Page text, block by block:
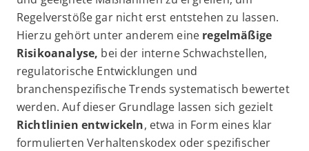
Regelverstöße gar nicht erst entstehen zu lassen.
Hierzu gehört unter anderem eine regelmäßige
Risikoanalyse, bei der interne Schwachstellen,
regulatorische Entwicklungen und
branchenspezifische Trends systematisch bewertet
werden. Auf dieser Grundlage lassen sich gezielt
Richtlinien entwickeln, etwa in Form eines klar
formulierten Verhaltenskodex oder spezifischer